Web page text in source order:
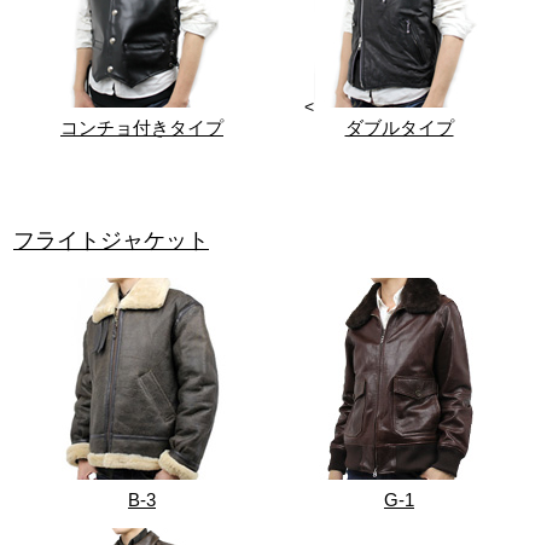
コンチョ付きタイプ
<
ダブルタイプ
フライトジャケット
B-3 G-1